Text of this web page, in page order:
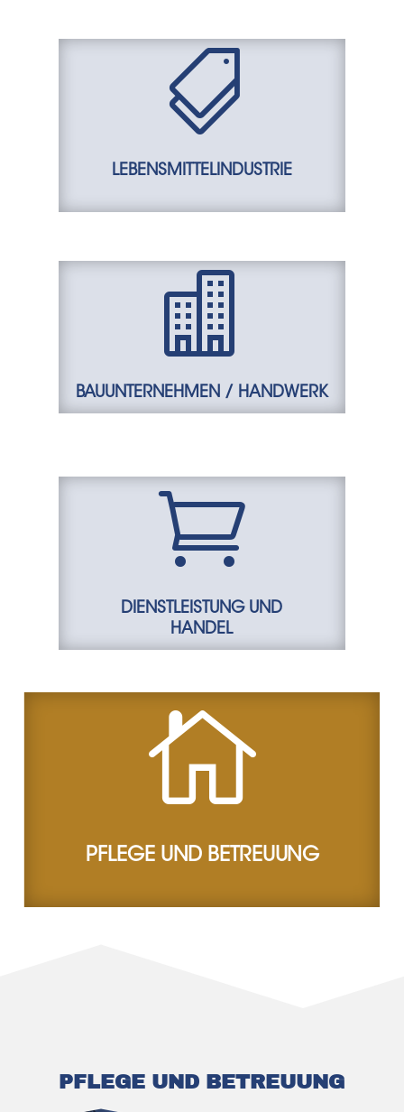

LEBENSMITTELINDUSTRIE

BAUUNTERNEHMEN / HANDWERK

DIENSTLEISTUNG UND
HANDEL

PFLEGE UND BETREUUNG
PFLEGE UND BETREUUNG